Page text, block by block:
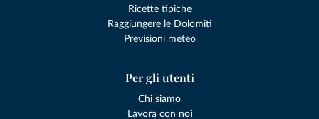
Ricette tipiche
Raggiungere le Dolomiti
Previsioni meteo
Per gli utenti
Chi siamo
Lavora con noi